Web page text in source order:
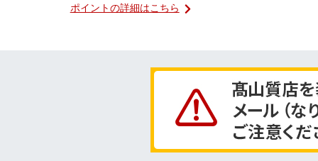
ポイントの詳細はこちら